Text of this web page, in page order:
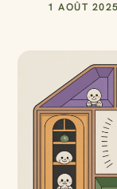
1 AOÛT 2025